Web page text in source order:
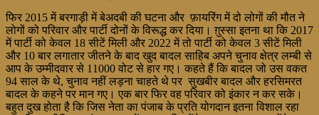
फिर 2015 में बरगाड़ी में बेअदबी की घटना और फ़ायरिंग में दो लोगों की मौत ने
लोगों को परिवार और पार्टी दोनों के विरूद्ध कर दिया। ग़ुस्सा इतना था कि 2017
में पार्टी को केवल 18 सीटें मिली और 2022 में तो पार्टी को केवल 3 सीटें मिली
और 10 बार लगातार जीतने के बाद खुद बादल साहिब अपने चुनाव क्षेत्र लम्बी से
आप के उम्मीदवार से 11000 वोट से हार गए। कहते हैं कि बादल जो उस वकत
94 साल के थे, चुनाव नहीं लड़ना चाहते थे पर सुखबीर बादल और हरसिमरत
बादल के कहने पर मान गए। एक बार फिर वह परिवार को इंकार न कर सके।
बहुत दुख होता है कि जिस नेता का पंजाब के प्रति योगदान इतना विशाल रहा